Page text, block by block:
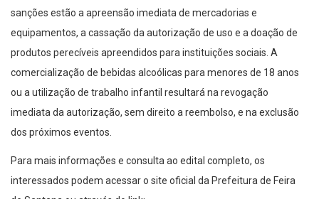
sanções estão a apreensão imediata de mercadorias e
equipamentos, a cassação da autorização de uso e a doação de
produtos perecíveis apreendidos para instituições sociais. A
comercialização de bebidas alcoólicas para menores de 18 anos
ou a utilização de trabalho infantil resultará na revogação
imediata da autorização, sem direito a reembolso, e na exclusão
dos próximos eventos.
Para mais informações e consulta ao edital completo, os
interessados podem acessar o site oficial da Prefeitura de Feira